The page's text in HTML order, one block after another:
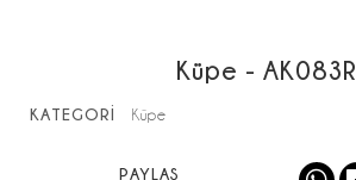
Küpe - AK083R
KATEGORİ Küpe
PAYLAŞ